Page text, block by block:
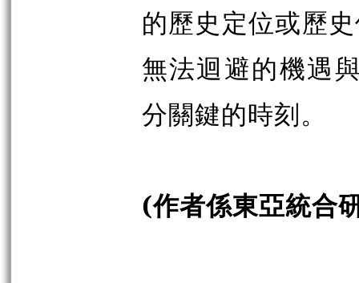
的歷史定位或歷
無法迴避的機遇
分關鍵的時刻。
(作者係東亞統合